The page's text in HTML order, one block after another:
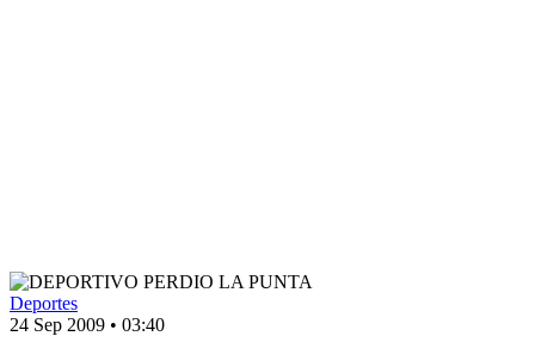
Deportes
24 Sep 2009 • 03:40